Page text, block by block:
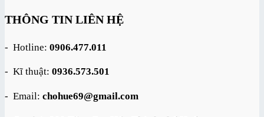
THÔNG TIN LIÊN HỆ
- Hotline: 0906.477.011
- Kĩ thuật: 0936.573.501
- Email: chohue69@gmail.com